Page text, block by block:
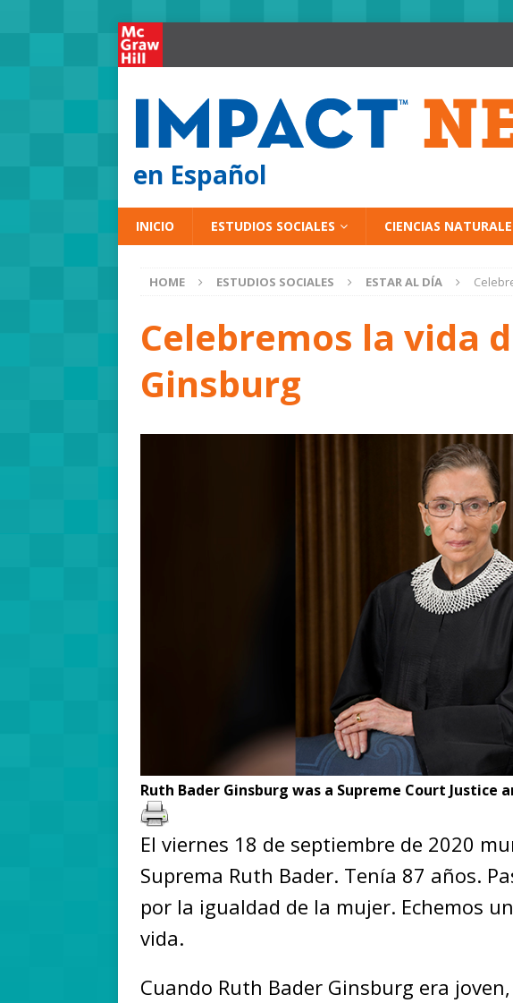
en Español
INICIO ESTUDIOS SOCIALES CIENCIAS
HOME ESTUDIOS SOCIALES ESTAR AL DÍA
Celebremos la vida
Ginsburg
Ruth Bader Ginsburg was a Supreme Court Justice
El viernes 18 de septiembre de 2020
Suprema Ruth Bader. Tenía 87 años.
por la igualdad de la mujer. Echemos
vida.
Cuando Ruth Bader Ginsburg era